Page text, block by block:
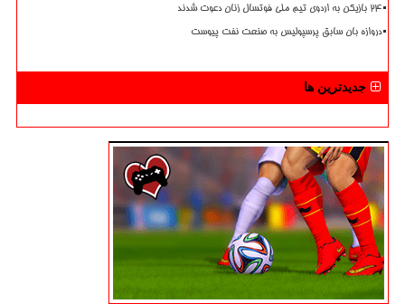
۲۴ بازیکن به اردوی تیم ملی فوتسال زنان دعوت شدند
دروازه بان سابق پرسپولیس به صنعت نفت پیوست
جدیدترین ها